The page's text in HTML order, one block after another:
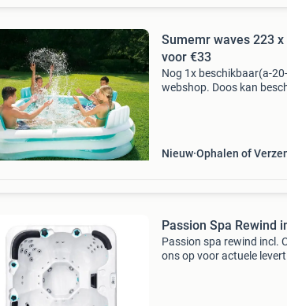
Sumemr waves 223
voor €33
Nog 1x beschikbaar(a-
webshop. Doos kan
Nieuw Ophalen of
Passion Spa Rewind
Passion spa rewind incl.
ons op voor actuele